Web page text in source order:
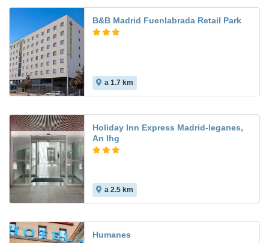
B&B Madrid Fuenlabrada Retail Park
a 1.7 km
Holiday Inn Express Madrid-leganes,
An Ihg
a 2.5 km
Humanes